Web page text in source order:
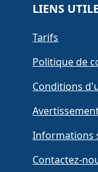
LIENS
Tarifs
Politique de
Conditions
Informations
Contactez-